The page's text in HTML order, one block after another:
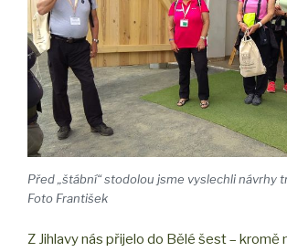
Před „štábní“ stodolou jsme vyslechli návrhy
Foto František
Z Jihlavy nás přijelo do Bělé šest – kromě